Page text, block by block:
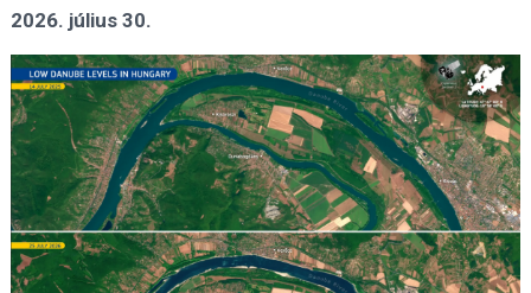
2026. július 30.